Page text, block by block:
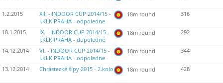
1.2.2015
XII. - INDOOR CUP 2014/15 -
I.KLK PRAHA - odpoledne
18m round 316
18.1.2015
IX. - INDOOR CUP 2014/15 -
I.KLK PRAHA - dopoledne
18m round 292
14.12.2014
VI. - INDOOR CUP 2014/15 -
I.KLK PRAHA - odpoledne
18m round 344
13.12.2014 Chrástecké šípy 2015 - 2.kolo 18m round 428